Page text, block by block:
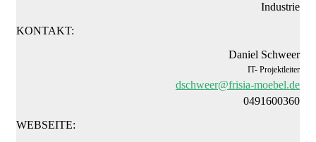
Industrie
KONTAKT:
Daniel Schweer
IT- Projektleiter
dschweer@frisia-moebel.de
0491600360
WEBSEITE: